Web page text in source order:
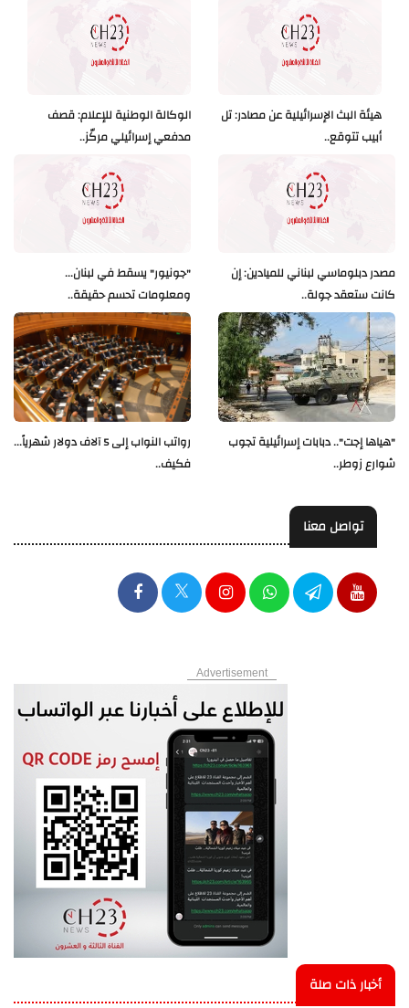
الوكالة الوطنية للإعلام: قصف
مدفعي إسرائيلي مركّز..
هيئة البث الإسرائيلية عن مصادر: تل
أبيب تتوقع..
"جونيور" يسقط في لبنان...
ومعلومات تحسم حقيقة..
مصدر دبلوماسي لبناني للميادين: إن
كانت ستعقد جولة..
رواتب النواب إلى 5 آلاف دولار شهرياً...
فكيف..
"هياها إجت".. دبابات إسرائيلية تجوب
شوارع زوطر..
تواصل معنا
Advertisement
أخبار ذات صلة